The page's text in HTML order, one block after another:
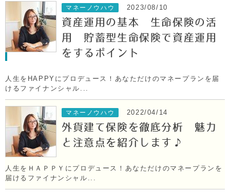
マネーノウハウ 2023/08/10
資産運用の基本 生命保険の活
用 貯蓄型生命保険で資産運用
をするポイント
人生をHAPPYにプロデュース！あなただけのマネープランを届
けるファイナンシャル...
マネーノウハウ 2022/04/14
外貨建て保険を徹底分析 魅力
と注意点を紹介します♪
人生をＨＡＰＰＹにプロデュース！あなただけのマネープランを
届けるファイナンシャル...